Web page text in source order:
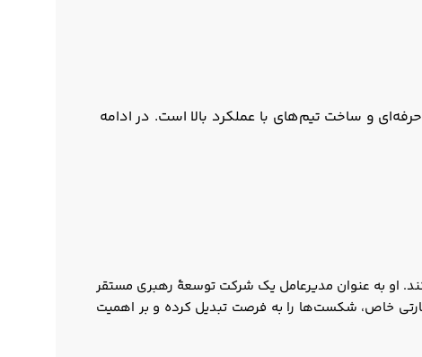
و ساخت تیم‌های با عملکرد بالا است. در ادامه
او به عنوان مدیرعامل یک شرکت توسعۀ رهبری مستقر
آموزش می‌دهد. رایان با مهارتی خاص، شکست‌ها را به فرصت تبدیل کرده و بر اهمیت